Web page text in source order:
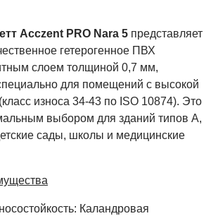
Acczent PRO Nara 5 представляет
гетерогенное ПВХ
слоем толщиной 0,7 мм,
для помещений с высокой
износа 34-43 по ISO 10874). Это
выбором для зданий типов А,
сады, школы и медицинские
Каландровая